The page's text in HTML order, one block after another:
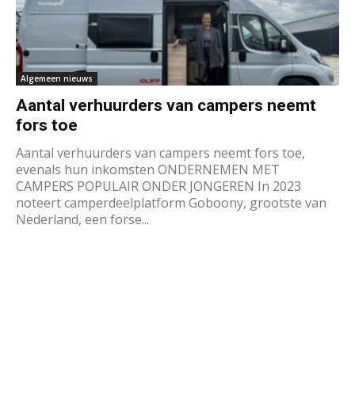
Algemeen nieuws
Aantal verhuurders van campers neemt
fors toe
Aantal verhuurders van campers neemt fors toe,
evenals hun inkomsten ONDERNEMEN MET
CAMPERS POPULAIR ONDER JONGEREN In 2023
noteert camperdeelplatform Goboony, grootste van
Nederland, een forse...